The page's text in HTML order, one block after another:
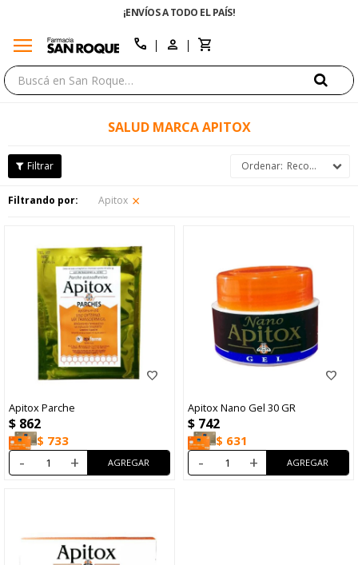
¡ENVÍOS A TODO EL PAÍS!
menu call
SALUD MARCA APITOX
Recomendados
Filtrando por: Apitox
Apitox Parche
$ 862
$ 733
- +
Apitox Nano Gel 30 GR
$ 742
$ 631
- +
close